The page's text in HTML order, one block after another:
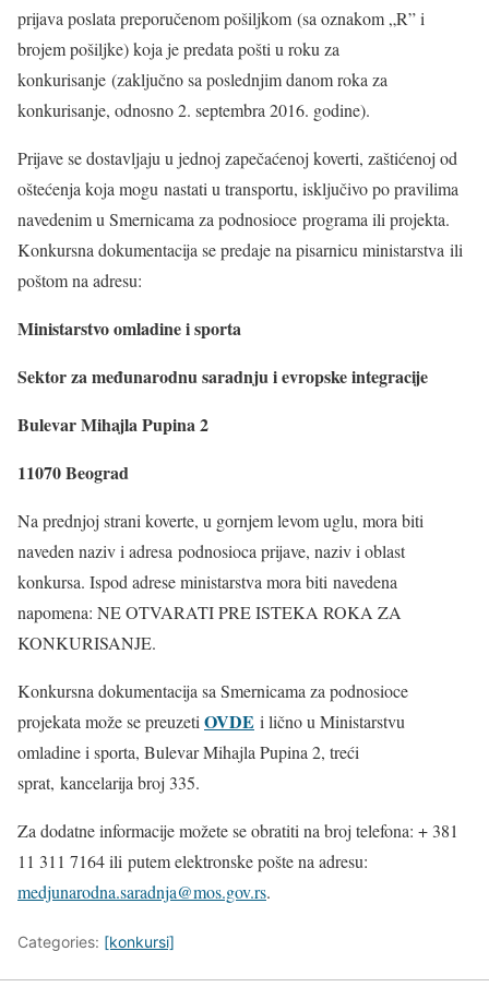
prijava poslata preporučenom pošiljkom (sa oznakom „R” i
brojem pošiljke) koja je predata pošti u roku za
konkurisanje (zaključno sa poslednjim danom roka za
konkurisanje, odnosno 2. septembra 2016. godine).
Prijave se dostavljaju u jednoj zapečaćenoj koverti, zaštićenoj od
oštećenja koja mogu nastati u transportu, isključivo po pravilima
navedenim u Smernicama za podnosioce programa ili projekta.
Konkursna dokumentacija se predaje na pisarnicu ministarstva ili
poštom na adresu:
Ministarstvo omladine i sporta
Sektor za međunarodnu saradnju i evropske integracije
Bulevar Mihajla Pupina 2
11070 Beograd
Na prednjoj strani koverte, u gornjem levom uglu, mora biti
naveden naziv i adresa podnosioca prijave, naziv i oblast
konkursa. Ispod adrese ministarstva mora biti navedena
napomena: NE OTVARATI PRE ISTEKA ROKA ZA
KONKURISANJE.
Konkursna dokumentacija sa Smernicama za podnosioce
projekata može se preuzeti OVDE i lično u Ministarstvu
omladine i sporta, Bulevar Mihajla Pupina 2, treći
sprat, kancelarija broj 335.
Za dodatne informacije možete se obratiti na broj telefona: + 381
11 311 7164 ili putem elektronske pošte na adresu:
medjunarodna.saradnja@mos.gov.rs.
Categories: [konkursi]